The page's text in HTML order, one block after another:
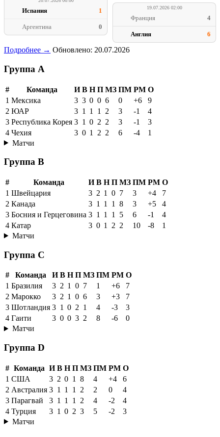
Испания 1
Аргентина 0
19.07.2026 02:00
Франция 4
Англия 6
Подробнее → Обновлено: 20.07.2026
Группа A
# Команда И В Н П МЗ ПМ РМ О
1 Мексика 3 3 0 0 6 0 +6
9
2 ЮАР 3 1 1 1 2 3 -1
4
3 Республика Корея 3 1 0 2 2 3 -1
3
4 Чехия 3 0 1 2 2 6 -4
1
Матчи
Группа B
# Команда И В Н П МЗ ПМ РМ О
1 Швейцария 3 2 1 0 7 3 +4
7
2 Канада 3 1 1 1 8 3 +5
4
3 Босния и Герцеговина 3 1 1 1 5 6 -1
4
4 Катар 3 0 1 2 2 10 -8
1
Матчи
Группа C
# Команда И В Н П МЗ ПМ РМ О
1 Бразилия 3 2 1 0 7 1 +6
7
2 Марокко 3 2 1 0 6 3 +3
7
3 Шотландия 3 1 0 2 1 4 -3
3
4 Гаити 3 0 0 3 2 8 -6
0
Матчи
Группа D
# Команда И В Н П МЗ ПМ РМ О
1 США 3 2 0 1 8 4 +4
6
2 Австралия 3 1 1 1 2 2 0
4
3 Парагвай 3 1 1 1 2 4 -2
4
4 Турция 3 1 0 2 3 5 -2
3
Матчи